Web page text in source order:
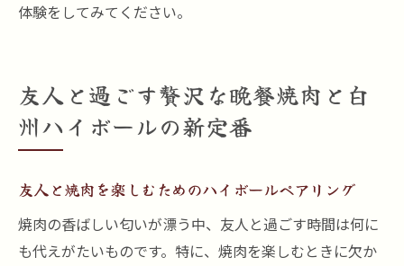
体験をしてみてください。
友人と過ごす贅沢な晩餐焼肉と白
州ハイボールの新定番
友人と焼肉を楽しむためのハイボールペアリング
焼肉の香ばしい匂いが漂う中、友人と過ごす時間は何に
も代えがたいものです。特に、焼肉を楽しむときに欠か